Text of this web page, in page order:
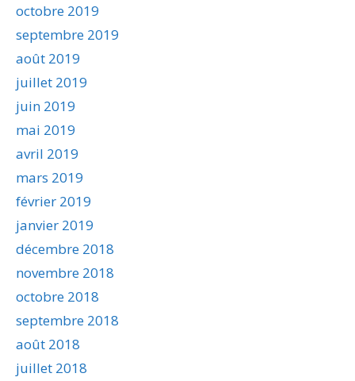
octobre 2019
septembre 2019
août 2019
juillet 2019
juin 2019
mai 2019
avril 2019
mars 2019
février 2019
janvier 2019
décembre 2018
novembre 2018
octobre 2018
septembre 2018
août 2018
juillet 2018